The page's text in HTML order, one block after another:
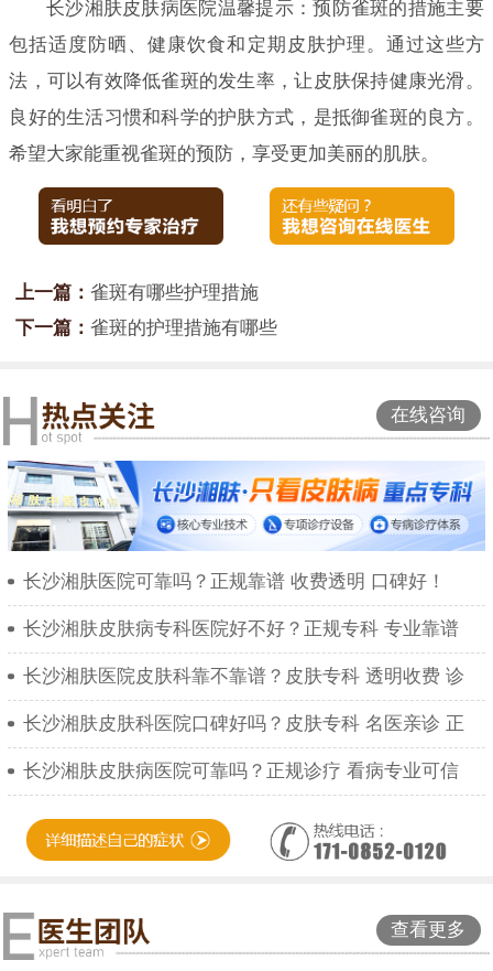
长沙湘肤皮肤病医院温馨提示：预防雀斑的措施主要
包括适度防晒、健康饮食和定期皮肤护理。通过这些方
法，可以有效降低雀斑的发生率，让皮肤保持健康光滑。
良好的生活习惯和科学的护肤方式，是抵御雀斑的良方。
希望大家能重视雀斑的预防，享受更加美丽的肌肤。
上一篇： 雀斑有哪些护理措施
下一篇： 雀斑的护理措施有哪些
在线咨询
长沙湘肤医院可靠吗？正规靠谱 收费透明 口碑好！
长沙湘肤皮肤病专科医院好不好？正规专科 专业靠谱
长沙湘肤医院皮肤科靠不靠谱？皮肤专科 透明收费 诊
长沙湘肤皮肤科医院口碑好吗？皮肤专科 名医亲诊 正
长沙湘肤皮肤病医院可靠吗？正规诊疗 看病专业可信
查看更多